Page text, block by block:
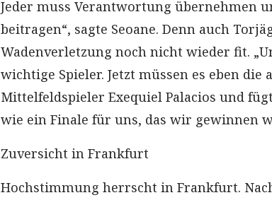
Jeder muss Verantwortung übernehmen
beitragen“, sagte Seoane. Denn auch
Wadenverletzung noch nicht wieder fit.
wichtige Spieler. Jetzt müssen es eben die
Mittelfeldspieler Exequiel Palacios und
wie ein Finale für uns, das wir gewinnen
Zuversicht in Frankfurt
Hochstimmung herrscht in Frankfurt.